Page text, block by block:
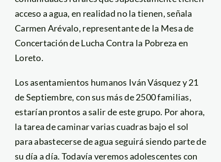
acceso a agua, en realidad no la tienen, señala
Carmen Arévalo, representante de la Mesa de
Concertación de Lucha Contra la Pobreza en
Loreto.
Los asentamientos humanos Iván Vásquez y 21
de Septiembre, con sus más de 2500 familias,
estarían prontos a salir de este grupo. Por ahora,
la tarea de caminar varias cuadras bajo el sol
para abastecerse de agua seguirá siendo parte de
su día a día. Todavía veremos adolescentes con